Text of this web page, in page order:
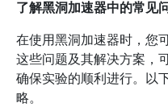
了解黑洞加速器中的常见
在使用黑洞加速器时，您
这些问题及其解决方案，
确保实验的顺利进行。以
略。